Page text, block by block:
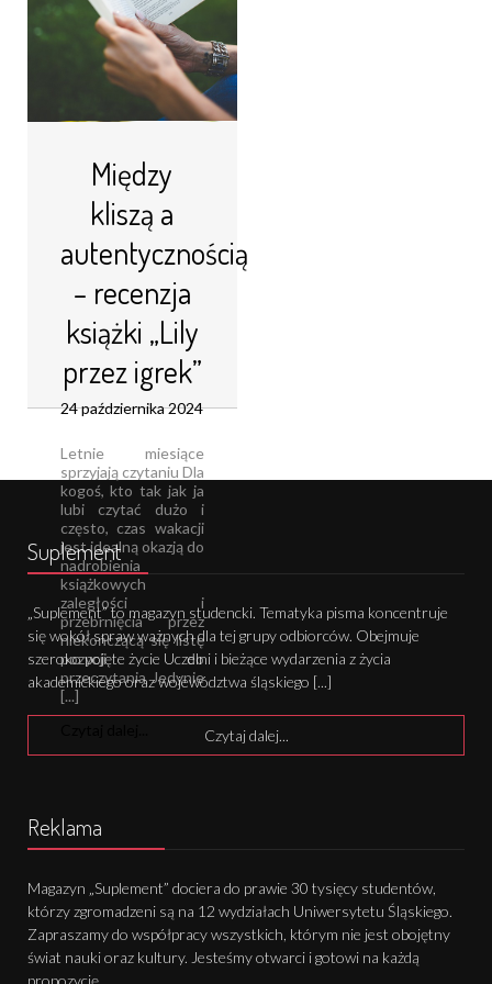
Między
kliszą a
autentycznością
– recenzja
książki „Lily
przez igrek”
24 października 2024
Letnie miesiące
sprzyjają czytaniu Dla
kogoś, kto tak jak ja
lubi czytać dużo i
często, czas wakacji
jest idealną okazją do
nadrobienia
książkowych
zaległości i
przebrnięcia przez
niekończącą się listę
pozycji do
przeczytania Jedynie
[...]
Suplement
„Suplement” to magazyn studencki. Tematyka pisma koncentruje
się wokół spraw ważnych dla tej grupy odbiorców. Obejmuje
szeroko pojęte życie Uczelni i bieżące wydarzenia z życia
akademickiego oraz województwa śląskiego [...]
Czytaj dalej...
Reklama
Magazyn „Suplement” dociera do prawie 30 tysięcy studentów,
którzy zgromadzeni są na 12 wydziałach Uniwersytetu Śląskiego.
Zapraszamy do współpracy wszystkich, którym nie jest obojętny
świat nauki oraz kultury. Jesteśmy otwarci i gotowi na każdą
propozycję.